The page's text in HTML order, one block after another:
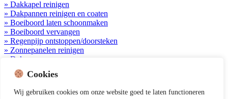
Cookies
Wij gebruiken cookies om onze website goed te laten functioneren
» Dakkapel reinigen
» Dakpannen reinigen en coaten
» Boeiboord laten schoonmaken
» Boeiboord vervangen
» Regenpijp ontstoppen/doorsteken
» Zonnepanelen reinigen
» Dakpannen vervangen
» Zoeken op plaatsnaam
Waardevolle links